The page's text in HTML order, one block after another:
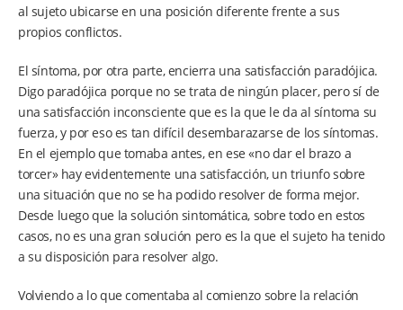
al sujeto ubicarse en una posición diferente frente a sus
propios conflictos.
El síntoma, por otra parte, encierra una satisfacción paradójica.
Digo paradójica porque no se trata de ningún placer, pero sí de
una satisfacción inconsciente que es la que le da al síntoma su
fuerza, y por eso es tan difícil desembarazarse de los síntomas.
En el ejemplo que tomaba antes, en ese «no dar el brazo a
torcer» hay evidentemente una satisfacción, un triunfo sobre
una situación que no se ha podido resolver de forma mejor.
Desde luego que la solución sintomática, sobre todo en estos
casos, no es una gran solución pero es la que el sujeto ha tenido
a su disposición para resolver algo.
Volviendo a lo que comentaba al comienzo sobre la relación